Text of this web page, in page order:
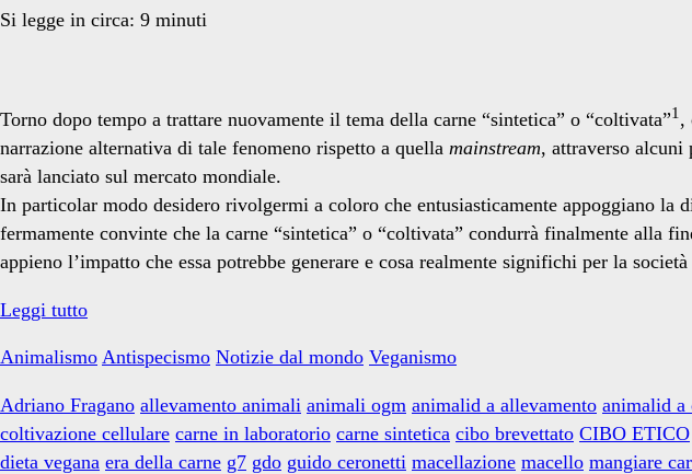
Si legge in circa: 9 minuti
Torno dopo tempo a trattare nuovamente il tema della carne “sintetica” o “coltivata”1,
narrazione alternativa di tale fenomeno rispetto a quella mainstream, attraverso alcuni
sarà lanciato sul mercato mondiale.
In particolar modo desidero rivolgermi a coloro che entusiasticamente appoggiano
fermamente convinte che la carne “sintetica” o “coltivata” condurrà finalmente alla
appieno l’impatto che essa potrebbe generare e cosa realmente significhi per la società
Leggi tuttoLa
carne
“sintetica”
“coltivata”:
Animalismo Antispecismo Notizie dal mondo Veganismo
Adriano Fragano allevamento animali animali ogm animalid a allevamento animalid a
coltivazione cellulare carne in laboratorio carne sintetica cibo brevettato CIBO ETICO
dieta vegana era della carne g7 gdo guido ceronetti macellazione macello mangiare